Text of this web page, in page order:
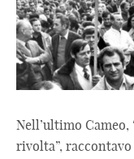
Nell’ultimo
rivolta”,